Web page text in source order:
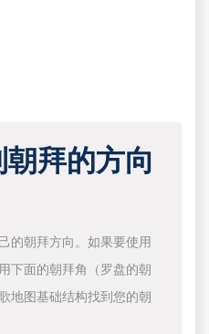
拜的方向
的朝拜方向。如果要使用
下面的朝拜角（罗盘的朝
地图基础结构找到您的朝